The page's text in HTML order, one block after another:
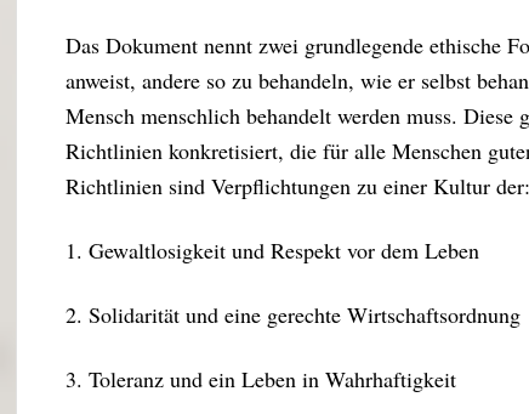
Das Dokument nennt zwei grundlegende ethische
anweist, andere so zu behandeln, wie er selbst
Mensch menschlich behandelt werden muss.
Richtlinien konkretisiert, die für alle Menschen
Richtlinien sind Verpflichtungen zu einer Kultur der:
1. Gewaltlosigkeit und Respekt vor dem Leben
2. Solidarität und eine gerechte Wirtschaftsordnung
3. Toleranz und ein Leben in Wahrhaftigkeit